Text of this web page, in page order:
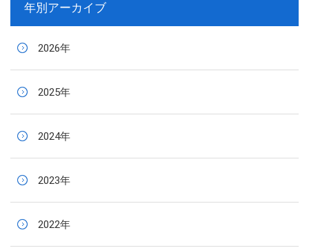
年別アーカイブ
2026年
2025年
2024年
2023年
2022年